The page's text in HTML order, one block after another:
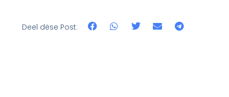
Deel dëse Post: